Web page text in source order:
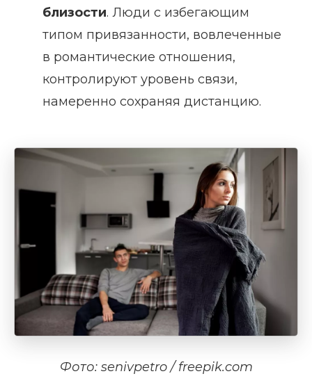
близости. Люди с избегающим
типом привязанности, вовлеченные
в романтические отношения,
контролируют уровень связи,
намеренно сохраняя дистанцию.
Фото: senivpetro / freepik.com